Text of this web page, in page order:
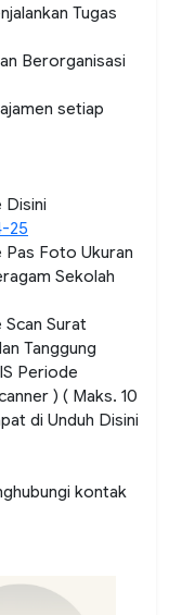
Tugas
Berorganisasi
setiap
Disini
25
Pas Foto Ukuran
Sekolah
Scan Surat
Tanggung
Periode
) ( Maks. 10
di Unduh Disini
kontak